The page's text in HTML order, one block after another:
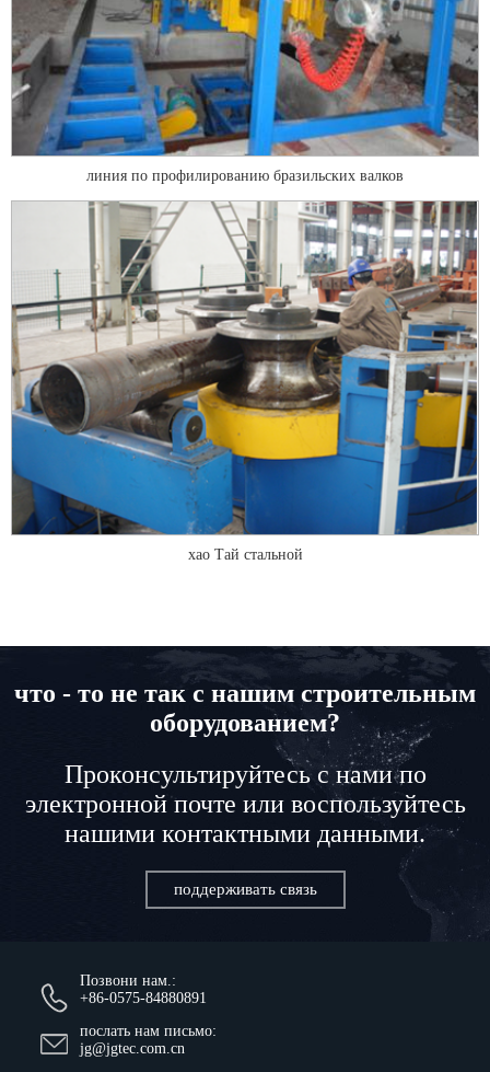
линия по профилированию бразильских валков
хао Тай стальной
что - то не так с нашим строительным
оборудованием?
Проконсультируйтесь с нами по
электронной почте или воспользуйтесь
нашими контактными данными.
поддерживать связь
Позвони нам.:
+86-0575-84880891
послать нам письмо:
jg@jgtec.com.cn